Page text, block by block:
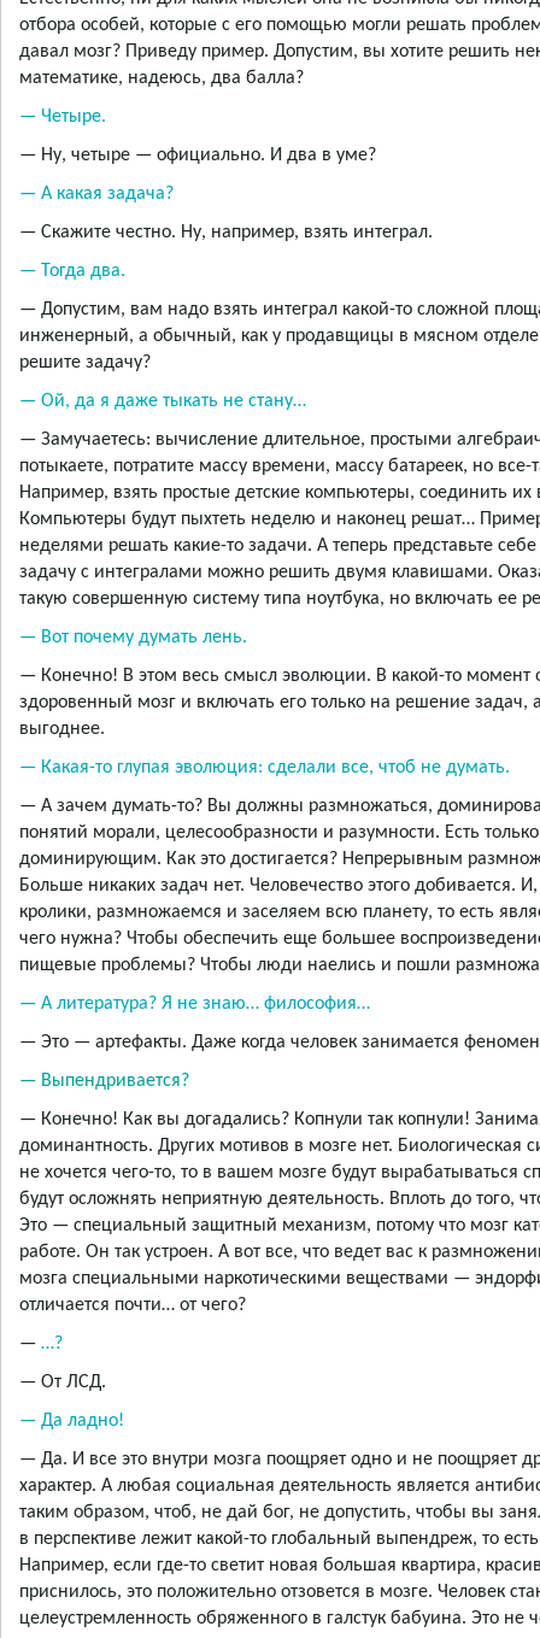
отбора особей, которые с его помощью могли решать
давал мозг? Приведу пример. Допустим, вы хотите решить
математике, надеюсь, два балла?
— Четыре.
— Ну, четыре — официально. И два в уме?
— А какая задача?
— Скажите честно. Ну, например, взять интеграл.
— Тогда два.
— Допустим, вам надо взять интеграл какой-то сложной
инженерный, а обычный, как у продавщицы в мясном отделе.
решите задачу?
— Ой, да я даже тыкать не стану…
— Замучаетесь: вычисление длительное, простыми
потыкаете, потратите массу времени, массу батареек, но
Например, взять простые детские компьютеры, соединить их
Компьютеры будут пыхтеть неделю и наконец решат…
неделями решать какие-то задачи. А теперь представьте
задачу с интегралами можно решить двумя клавишами.
такую совершенную систему типа ноутбука, но включать ее
— Вот почему думать лень.
— Конечно! В этом весь смысл эволюции. В какой-то момент
здоровенный мозг и включать его только на решение задач,
выгоднее.
— Какая-то глупая эволюция: сделали все, чтоб не думать.
— А зачем думать-то? Вы должны размножаться,
понятий морали, целесообразности и разумности. Есть
доминирующим. Как это достигается? Непрерывным
Больше никаких задач нет. Человечество этого добивается.
кролики, размножаемся и заселяем всю планету, то есть
чего нужна? Чтобы обеспечить еще большее
пищевые проблемы? Чтобы люди наелись и пошли
— А литература? Я не знаю… философия…
— Это — артефакты. Даже когда человек занимается
— Выпендривается?
— Конечно! Как вы догадались? Копнули так копнули!
доминантность. Других мотивов в мозге нет. Биологическая
не хочется чего-то, то в вашем мозге будут
будут осложнять неприятную деятельность. Вплоть до того,
Это — специальный защитный механизм, потому что мозг
работе. Он так устроен. А вот все, что ведет вас к
мозга специальными наркотическими веществами —
отличается почти… от чего?
— …?
— От ЛСД.
— Да ладно!
— Да. И все это внутри мозга поощряет одно и не поощряет
характер. А любая социальная деятельность является
таким образом, чтоб, не дай бог, не допустить, чтобы вы
в перспективе лежит какой-то глобальный выпендреж, то
Например, если где-то светит новая большая квартира,
приснилось, это положительно отзовется в мозге. Человек
целеустремленность обряженного в галстук бабуина. Это не